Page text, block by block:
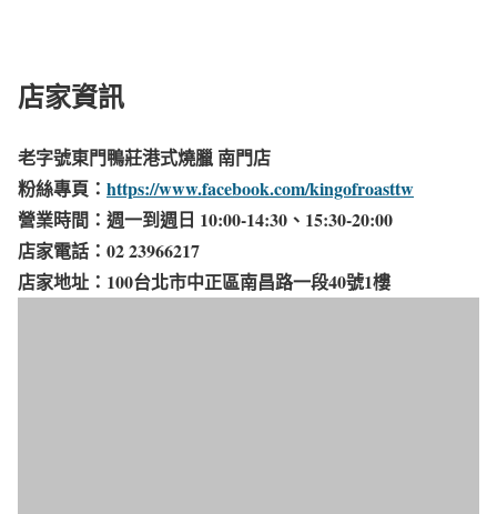
店家資訊
老字號東門鴨莊港式燒臘 南門店
粉絲專頁： https://www.facebook.com/kingofroasttw
營業時間：週一到週日 10:00-14:30、15:30-20:00
店家電話：02 23966217
店家地址：100台北市中正區南昌路一段40號1樓